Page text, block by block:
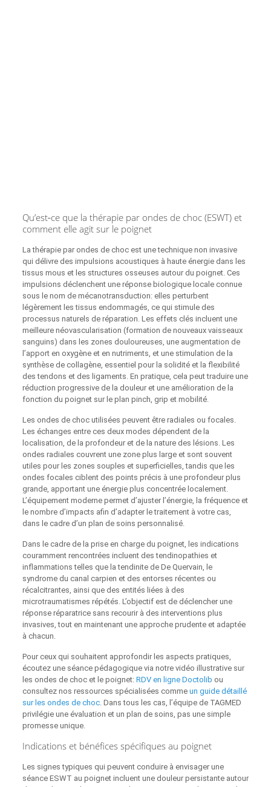
Qu’est‑ce que la thérapie par ondes de choc (ESWT) et
comment elle agit sur le poignet
La thérapie par ondes de choc est une technique non invasive
qui délivre des impulsions acoustiques à haute énergie dans les
tissus mous et les structures osseuses autour du poignet. Ces
impulsions déclenchent une réponse biologique locale connue
sous le nom de mécanotransduction: elles perturbent
légèrement les tissus endommagés, ce qui stimule des
processus naturels de réparation. Les effets clés incluent une
meilleure néovascularisation (formation de nouveaux vaisseaux
sanguins) dans les zones douloureuses, une augmentation de
l’apport en oxygène et en nutriments, et une stimulation de la
synthèse de collagène, essentiel pour la solidité et la flexibilité
des tendons et des ligaments. En pratique, cela peut traduire une
réduction progressive de la douleur et une amélioration de la
fonction du poignet sur le plan pinch, grip et mobilité.
Les ondes de choc utilisées peuvent être radiales ou focales.
Les échanges entre ces deux modes dépendent de la
localisation, de la profondeur et de la nature des lésions. Les
ondes radiales couvrent une zone plus large et sont souvent
utiles pour les zones souples et superficielles, tandis que les
ondes focales ciblent des points précis à une profondeur plus
grande, apportant une énergie plus concentrée localement.
L’équipement moderne permet d’ajuster l’énergie, la fréquence et
le nombre d’impacts afin d’adapter le traitement à votre cas,
dans le cadre d’un plan de soins personnalisé.
Dans le cadre de la prise en charge du poignet, les indications
couramment rencontrées incluent des tendinopathies et
inflammations telles que la tendinite de De Quervain, le
syndrome du canal carpien et des entorses récentes ou
récalcitrantes, ainsi que des entités liées à des
microtraumatismes répétés. L’objectif est de déclencher une
réponse réparatrice sans recourir à des interventions plus
invasives, tout en maintenant une approche prudente et adaptée
à chacun.
Pour ceux qui souhaitent approfondir les aspects pratiques,
écoutez une séance pédagogique via notre vidéo illustrative sur
les ondes de choc et le poignet: RDV en ligne Doctolib ou
consultez nos ressources spécialisées comme un guide détaillé
sur les ondes de choc. Dans tous les cas, l’équipe de TAGMED
privilégie une évaluation et un plan de soins, pas une simple
promesse unique.
Indications et bénéfices spécifiques au poignet
Les signes typiques qui peuvent conduire à envisager une
séance ESWT au poignet incluent une douleur persistante autour